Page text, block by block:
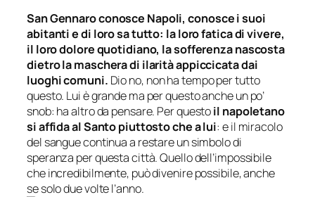
San Gennaro conosce Napoli, conosce i suoi
abitanti e di loro sa tutto: la loro fatica di vivere,
il loro dolore quotidiano, la sofferenza nascosta
dietro la maschera di ilarità appiccicata dai
luoghi comuni. Dio no, non ha tempo per tutto
questo. Lui è grande ma per questo anche un po’
snob: ha altro da pensare. Per questoil napoletano
si affida al Santo piuttosto che a lui: e il miracolo
del sangue continua a restare un simbolo di
speranza per questa città. Quello dell’impossibile
che incredibilmente, può divenire possibile, anche
se solo due volte l’anno.